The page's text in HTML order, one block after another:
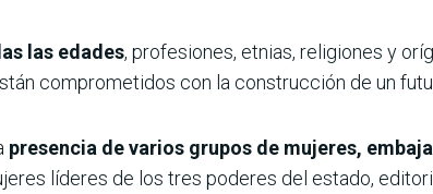
las edades, profesiones, etnias, religiones y
comprometidos con la construcción de un
presencia de varios grupos de mujeres,
líderes de los tres poderes del estado,